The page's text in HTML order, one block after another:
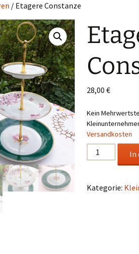
/ Etagere Constanze
28,00€
Kein
Versandkosten
Etagere
Constanze
In
Kategorie: